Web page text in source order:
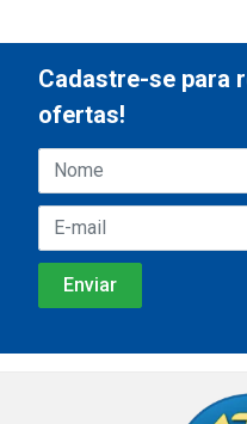
Cadastre-se para
ofertas!